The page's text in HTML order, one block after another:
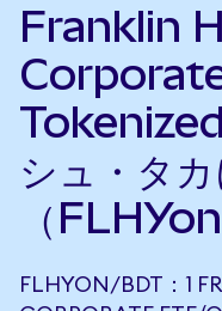
Franklin
シュ・タ
（
FLHYON/BDT：1